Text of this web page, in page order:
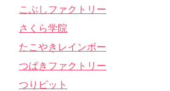
こぶしファクトリー
さくら学院
たこやきレインボー
つばきファクトリー
つりビット